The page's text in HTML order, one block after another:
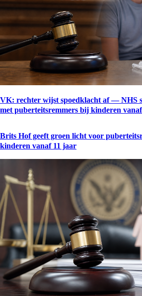
VK: rechter wijst spoedklacht af — NHS
met puberteitsremmers bij kinderen
Brits Hof geeft groen licht voor
kinderen vanaf 11 jaar